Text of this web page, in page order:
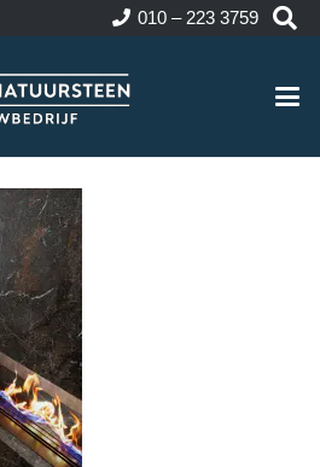
010 – 223 3759